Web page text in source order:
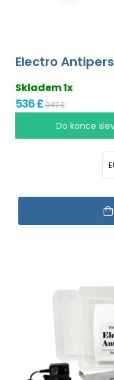
Electro
Skladem 1x
536 £947 £
Do konce